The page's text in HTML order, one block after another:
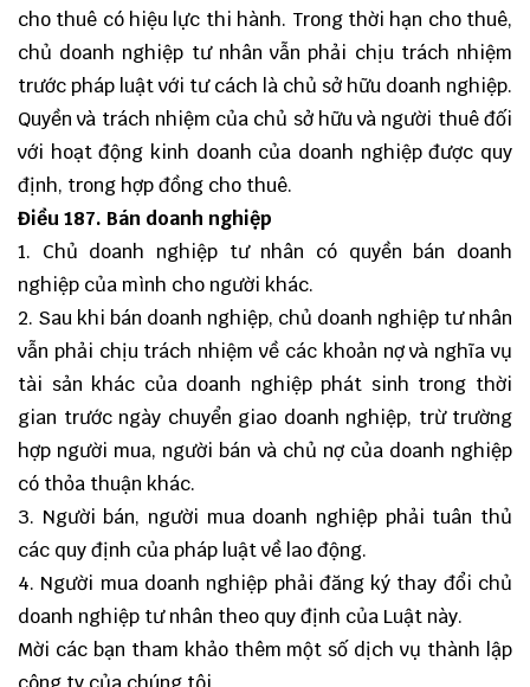
cho thuê có hiệu lực thi hành. Trong thời hạn cho thuê,
chủ doanh nghiệp tư nhân vẫn phải chịu trách nhiệm
trước pháp luật với tư cách là chủ sở hữu doanh nghiệp.
Quyền và trách nhiệm của chủ sở hữu và người thuê đối
với hoạt động kinh doanh của doanh nghiệp được quy
định, trong hợp đồng cho thuê.
Điều187. Bán doanh nghiệp
1. Chủ doanh nghiệp tư nhân có quyền bán doanh
nghiệp của mình cho người khác.
2. Sau khi bán doanh nghiệp, chủ doanh nghiệp tư nhân
vẫn phải chịu trách nhiệm về các khoản nợ và nghĩa vụ
tài sản khác của doanh nghiệp phát sinh trong thời
gian trước ngày chuyển giao doanh nghiệp, trừ trường
hợp người mua, người bán và chủ nợ của doanh nghiệp
có thỏa thuận khác.
3. Người bán, người mua doanh nghiệp phải tuân thủ
các quy định của pháp luật về lao động.
4. Người mua doanh nghiệp phải đăng ký thay đổi chủ
doanh nghiệp tư nhân theo quy định của Luật này.
Mời các bạn tham khảo thêm một số dịch vụ thành lập